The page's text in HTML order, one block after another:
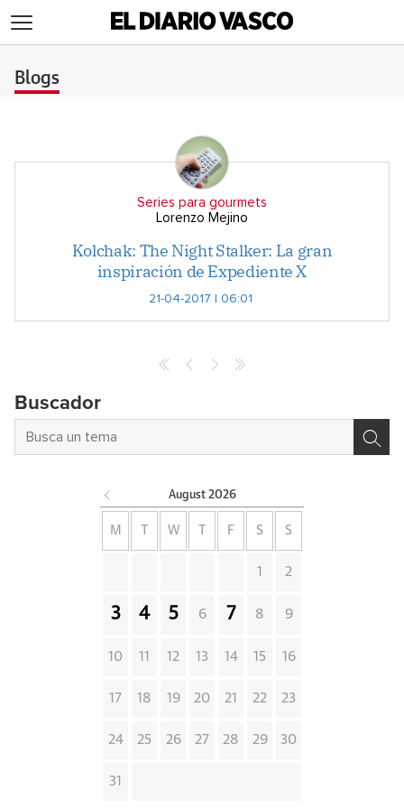
Blogs
Series para gourmets
Lorenzo Mejino
Kolchak: The Night Stalker: La gran
inspiración de Expediente X
21-04-2017 | 06:01
Buscador
August 2026
M W F S S
1 2
3 4 5 6 7 8 9
10 11 12 13 14 15 16
17 18 19 20 21 22 23
24 25 26 27 28 29 30
31